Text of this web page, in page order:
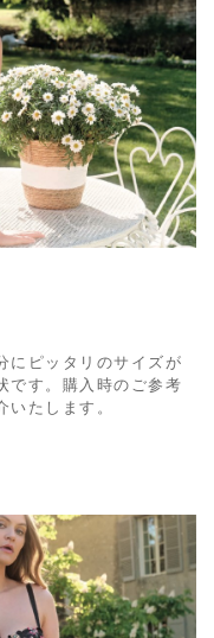
にピッタリのサイズが
です。購入時のご参考
たします。